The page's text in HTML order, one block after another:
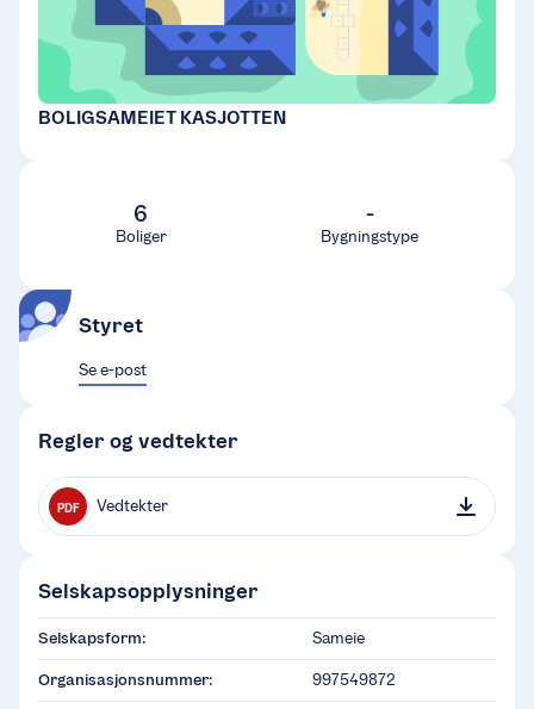
BOLIGSAMEIET KASJOTTEN
6
Boliger
-
Bygningstype
Styret
Se e-post
Regler og vedtekter
PDF Vedtekter
Selskapsopplysninger
Selskapsform: Sameie
Organisasjonsnummer: 997549872